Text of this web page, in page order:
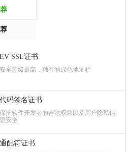
EV SSL证书
安全等级最高，独有的绿色地址栏
代码签名证书
保护软件开发者的合法权益以及用户隐私信
息安全
通配符证书